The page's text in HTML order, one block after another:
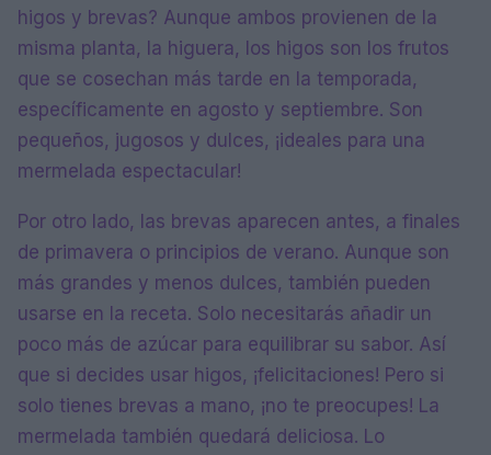
higos y brevas? Aunque ambos provienen de la
misma planta, la higuera, los higos son los frutos
que se cosechan más tarde en la temporada,
específicamente en agosto y septiembre. Son
pequeños, jugosos y dulces, ¡ideales para una
mermelada espectacular!
Por otro lado, las brevas aparecen antes, a finales
de primavera o principios de verano. Aunque son
más grandes y menos dulces, también pueden
usarse en la receta. Solo necesitarás añadir un
poco más de azúcar para equilibrar su sabor. Así
que si decides usar higos, ¡felicitaciones! Pero si
solo tienes brevas a mano, ¡no te preocupes! La
mermelada también quedará deliciosa. Lo